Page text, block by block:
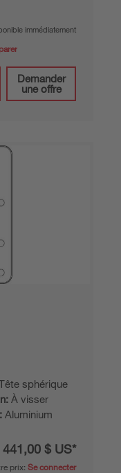
immédiatement
Demander
une offre
sphérique
À visser
Aluminium
441,00 $ US*
prix: Se connecter